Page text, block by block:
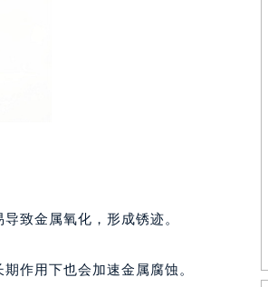
致金属氧化，形成锈迹。
作用下也会加速金属腐蚀。